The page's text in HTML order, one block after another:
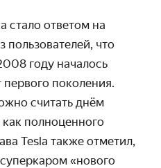
стало ответом на
что
году началось
поколения.
считать днём
полноценного
Tesla также отметил,
«нового